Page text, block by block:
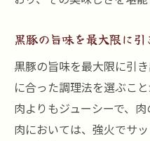
黒豚の旨味を最大限に引
黒豚の旨味を最大限に引
に合った調理法を選ぶこ
肉よりもジューシーで、
肉においては、強火でサ